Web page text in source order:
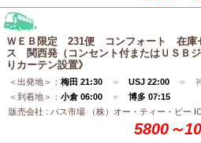
ＷＥＢ限定 231便 コンフォート 在庫
ス 関西発（コンセント付またはＵＳＢ
りカーテン設置》
＜出発地＞： 梅田 21:30 ＝ USJ 22:00 ＝ 神
＜到着地＞： 小倉 06:00 ＝ 博多 07:15
販売会社 : バス市場 （株）オー・ティー・ビー
5800～